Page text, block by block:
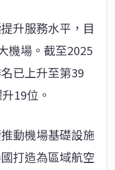
升服務水平，目
機場。截至2025
已上升至第39
19位。
動機場基礎設施​​
打造為區域航空